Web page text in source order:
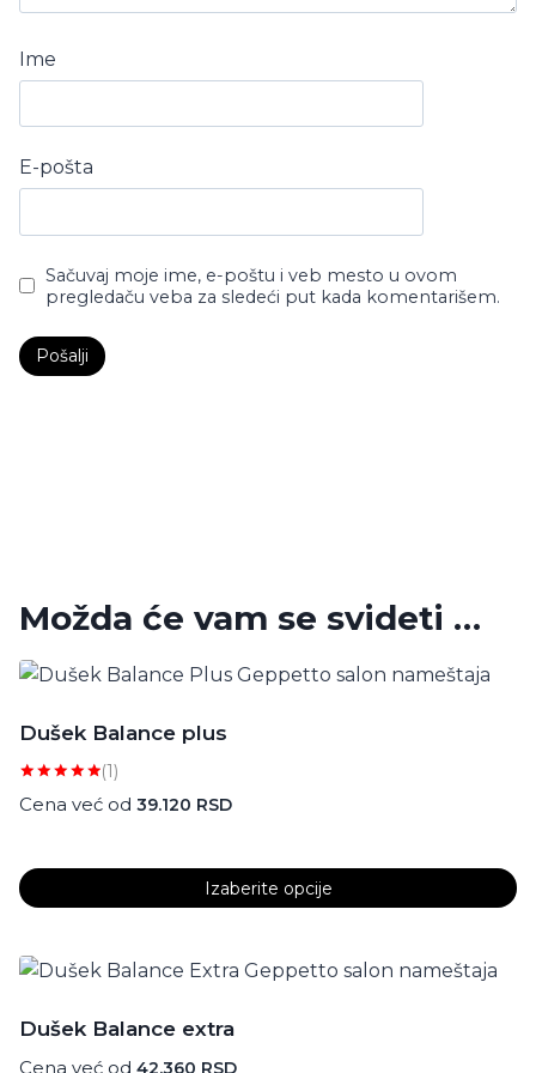
Ime
E-pošta
Sačuvaj moje ime, e-poštu i veb mesto u ovom
pregledaču veba za sledeći put kada komentarišem.
Možda će vam se svideti …
Dušek Balance plus
Ocenjeno
sa
(1)
Cena već od 39.120 RSD
Izaberite opcije
proizvod
ima
varijanti.
Dušek Balance extra
Cena već od 42.360 RSD